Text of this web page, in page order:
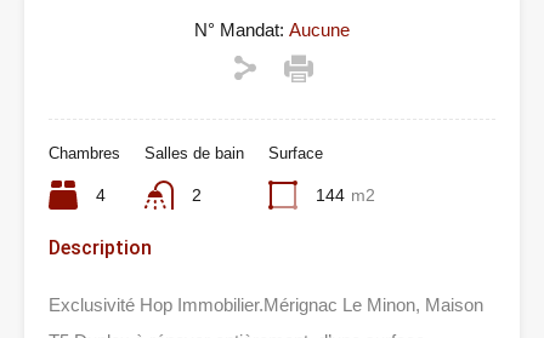
N° Mandat: Aucune
Chambres
4
Salles de bain
2
Surface
144 m2
Description
Exclusivité Hop Immobilier.Mérignac Le Minon, Maison